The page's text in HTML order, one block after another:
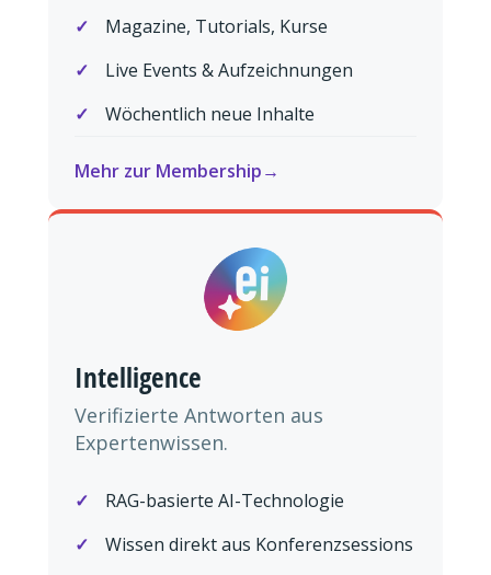
Magazine, Tutorials, Kurse
Live Events & Aufzeichnungen
Wöchentlich neue Inhalte
Mehr zur Membership
Intelligence
Verifizierte Antworten aus
Expertenwissen.
RAG-basierte AI-Technologie
Wissen direkt aus Konferenzsessions